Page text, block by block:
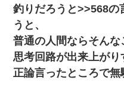
釣りだろうと>>568の
うと、
普通の人間ならそん
思考回路が出来上がり
正論言ったところで